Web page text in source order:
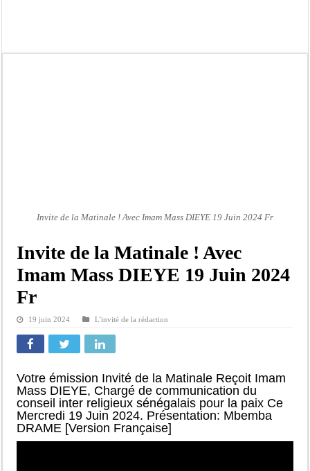
Invite de la Matinale ! Avec Imam Mass DIEYE 19 Juin 2024 Fr
Invite de la Matinale ! Avec
Imam Mass DIEYE 19 Juin 2024
Fr
19 juin 2024 L'invité de la rédaction
Votre émission Invité de la Matinale Reçoit Imam
Mass DIEYE, Chargé de communication du
conseil inter religieux sénégalais pour la paix Ce
Mercredi 19 Juin 2024. Présentation: Mbemba
DRAME [Version Française]